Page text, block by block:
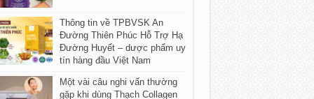
Thông tin về TPBVSK An
Đường Thiên Phúc Hỗ Trợ Hạ
Đường Huyết – dược phẩm uy
tín hàng đầu Việt Nam
Một vài câu nghi vấn thường
gặp khi dùng Thạch Collagen